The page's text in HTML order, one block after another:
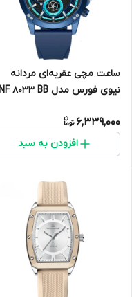
ساعت مچی عقربه‌ای مردانه
نیوی فورس مدل NF 8033 BB
6,339,000
افزودن به سبد